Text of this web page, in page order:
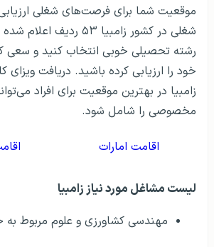
موقعیت شما برای فرصت‌های شغلی
شغلی در کشور زامبیا ۵۳
رشته تحصیلی خوبی انتخاب کنید و
خود را ارزیابی کرده باشید. دریافت ویزای
زامبیا در بهترین موقعیت برای افراد
مخصوصی را شامل شود.
اقامت امارات
لیست مشاغل مورد نیاز زامبیا
مهندسی کشاورزی و علوم مربوط به